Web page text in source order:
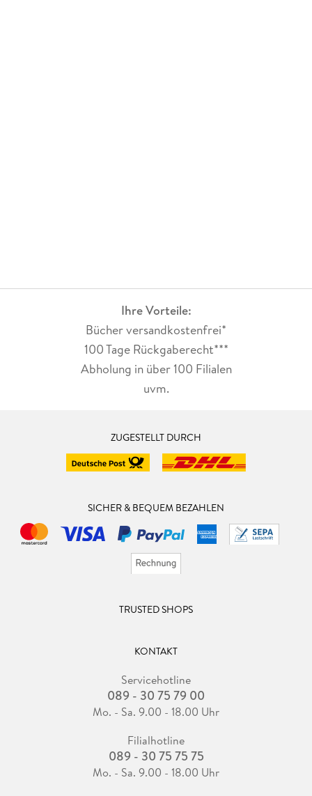
Ihre Vorteile:
Bücher versandkostenfrei*
100 Tage Rückgaberecht***
Abholung in über 100 Filialen
uvm.
ZUGESTELLT DURCH
SICHER & BEQUEM BEZAHLEN
TRUSTED SHOPS
KONTAKT
Servicehotline
089 - 30 75 79 00
Mo. - Sa. 9.00 - 18.00 Uhr
Filialhotline
089 - 30 75 75 75
Mo. - Sa. 9.00 - 18.00 Uhr